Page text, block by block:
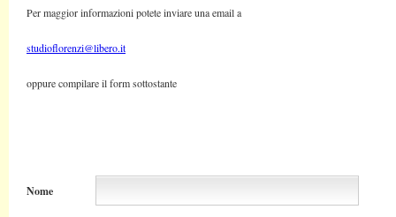
Per maggior informazioni potete inviare una email a
studioflorenzi@libero.it
oppure compilare il form sottostante
Nome